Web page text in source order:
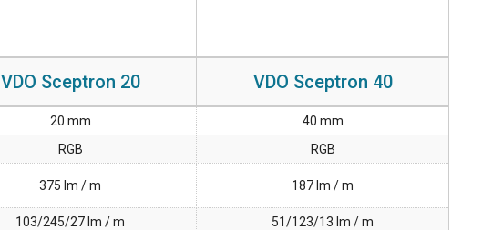
VDO Sceptron 20 VDO Sceptron 40
20 mm 40 mm
RGB RGB
375 lm / m 187 lm / m
103/245/27 lm / m 51/123/13 lm / m